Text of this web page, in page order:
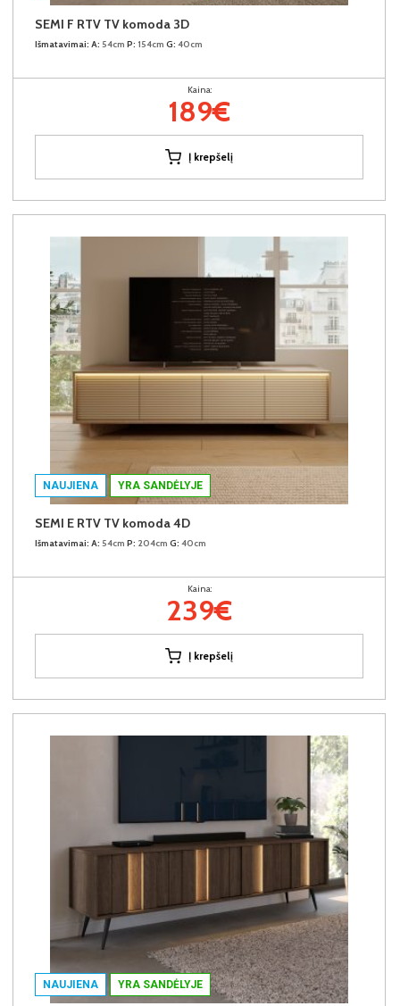
SEMI F RTV TV komoda 3D
Išmatavimai: A: 54cm P: 154cm G: 40cm
Kaina:
189€
Į krepšelį
NAUJIENA YRA SANDĖLYJE
SEMI E RTV TV komoda 4D
Išmatavimai: A: 54cm P: 204cm G: 40cm
Kaina:
239€
Į krepšelį
NAUJIENA YRA SANDĖLYJE